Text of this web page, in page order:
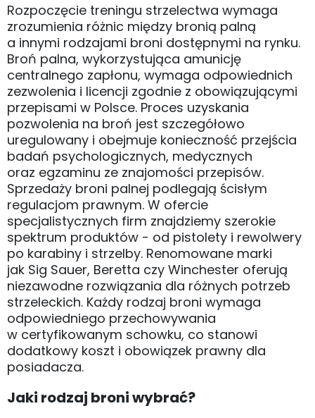
Rozpoczęcie treningu strzelectwa wymaga
zrozumienia różnic między bronią palną
a innymi rodzajami broni dostępnymi na rynku.
Broń palna, wykorzystująca amunicję
centralnego zapłonu, wymaga odpowiednich
zezwolenia i licencji zgodnie z obowiązującymi
przepisami w Polsce. Proces uzyskania
pozwolenia na broń jest szczegółowo
uregulowany i obejmuje konieczność przejścia
badań psychologicznych, medycznych
oraz egzaminu ze znajomości przepisów.
Sprzedaży broni palnej podlegają ścisłym
regulacjom prawnym. W ofercie
specjalistycznych firm znajdziemy szerokie
spektrum produktów - od pistolety i rewolwery
po karabiny i strzelby. Renomowane marki
jak Sig Sauer, Beretta czy Winchester oferują
niezawodne rozwiązania dla różnych potrzeb
strzeleckich. Każdy rodzaj broni wymaga
odpowiedniego przechowywania
w certyfikowanym schowku, co stanowi
dodatkowy koszt i obowiązek prawny dla
posiadacza.
Jaki rodzaj broni wybrać?